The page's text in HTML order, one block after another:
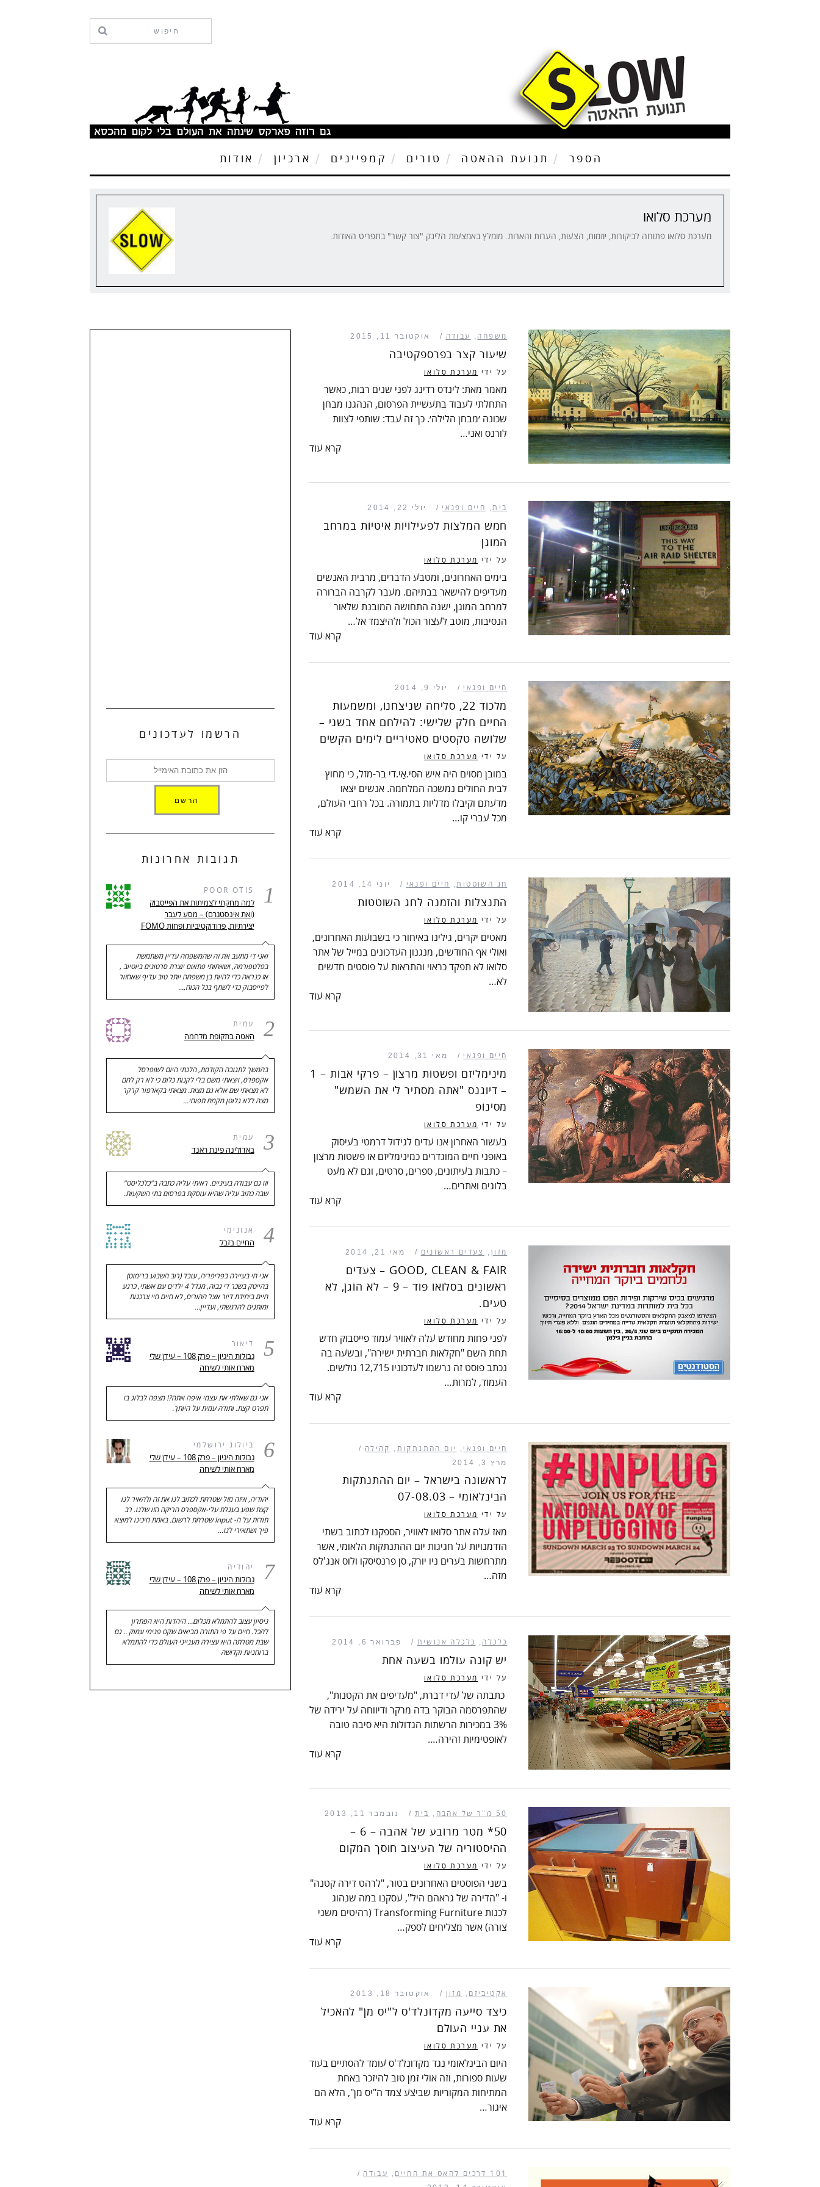
הספר תנועת ההאטה טורים קמפיינים ארכיון אודות
מערכת סלואו
מערכת סלואו פתוחה לביקורות, יוזמות, הצעות, הערות והארות. מומלץ באמצעות הלינק "צור קשר" בתפריט האודות.
משפחה עבודה אוקטובר 11, 2015
שיעור קצר בפרספקטיבה
על ידי מערכת סלואו
מאמר מאת: לינדס רדינג לפני שנים רבות, כאשר
התחלתי לעבוד בתעשיית הפרסום, הנהגנו מבחן
שכונה ‪׳‬מבחן הלילה׳. כך זה עבד: שותפי לצוות
לורנס ואני…
קרא עוד
בית חיים ופנאי יולי 22, 2014
חמש המלצות לפעילויות איטיות במרחב
המוגן
על ידי מערכת סלואו
בימים האחרונים, ומטבע הדברים, מרבית האנשים
מעדיפים להישאר בבתיהם. מעבר לקרבה הברורה
למרחב המוגן, ישנה התחושה המובנת שלאור
הנסיבות, מוטב לעצור הכול ולהיצמד אל…
קרא עוד
חיים ופנאי יולי 9, 2014
מלכוד 22, סליחה שניצחנו, ומשמעות
החיים חלק שלישי: להילחם אחד בשני –
שלושה טקסטים סאטיריים לימים הקשים
על ידי מערכת סלואו
במובן מסוים היה איש הסי.אַי.די בר-מזל, כי מחוץ
לבית החולים נמשכה המלחמה. אנשים יצאו
מדעתם וקיבלו מדליות בתמורה. בכל רחבי העולם,
מכל עברי קו…
קרא עוד
חג השוטטות חיים ופנאי יוני 14, 2014
התנצלות והזמנה לחג השוטטות
על ידי מערכת סלואו
מאטים יקרים, גילינו באיחור כי בשבועות האחרונים,
ואולי אף החודשים, מנגנון העדכונים במייל של אתר
סלואו לא תפקד כראוי והתראות על פוסטים חדשים
לא…
קרא עוד
חיים ופנאי מאי 31, 2014
מינימליזם ופשטות מרצון – פרקי אבות – 1
– דיוגנס "אתה מסתיר לי את השמש"
מסינופ
על ידי מערכת סלואו
בעשור האחרון אנו עדים לגידול דרמטי בעיסוק
באופני חיים המוגדרים כמינימליזם או פשטות מרצון
– כתבות בעיתונים, ספרים, סרטים, וגם לא מעט
בלוגים ואתרים…
קרא עוד
מזון צעדים ראשונים מאי 21, 2014
GOOD, CLEAN & FAIR – צעדים
ראשונים בסלואו פוד – 9 – לא הוגן, לא
טעים.
על ידי מערכת סלואו
לפני פחות מחודש עלה לאוויר עמוד פייסבוק חדש
תחת השם "חקלאות חברתית ישירה", ובשעה בה
נכתב פוסט זה נרשמו לעדכוניו 12,715 גולשים.
העמוד, למרות…
קרא עוד
חיים ופנאי יום ההתנתקות קהילה
מרץ 3, 2014
לראשונה בישראל – יום ההתנתקות
הבינלאומי – 07-08.03
על ידי מערכת סלואו
מאז עלה אתר סלואו לאוויר, הספקנו לכתוב בשתי
הזדמנויות על חגיגות יום ההתנתקות הלאומי, אשר
מתרחשות בערים ניו יורק, סן פרנסיסקו ולוס אנג'לס
מזה…
קרא עוד
כלכלה כלכלה אנושית פברואר 6, 2014
יש קונה עולמו בשעה אחת
על ידי מערכת סלואו
כתבתה של עדי דברת, "מעדיפים את הקטנות",
שהתפרסמה הבוקר בדה מרקר ודיווחה על ירידה של
3% במכירות הרשתות הגדולות היא סיבה טובה
לאופטימיות זהירה….
קרא עוד
50 מ"ר של אהבה בית נובמבר 11, 2013
50* מטר מרובע של אהבה – 6 –
ההיסטוריה של העיצוב חוסך המקום
על ידי מערכת סלואו
בשני הפוסטים האחרונים בטור, "לרהט דירה קטנה"
ו- "הדירה של גראהם היל", עסקנו במה שנהוג
לכנות Transforming Furniture (רהיטים משני
צורה) אשר מצליחים לספק…
קרא עוד
אקטיביזם מזון אוקטובר 18, 2013
כיצד סייעה מקדונלד'ס ל"יס מן" להאכיל
את עניי העולם
על ידי מערכת סלואו
היום הבינלאומי נגד מקדונלד'ס עומד להסתיים בעוד
שעות ספורות, וזה אולי זמן טוב להיזכר באחת
המתיחות המקוריות שביצע צמד ה"יס מן", הלא הם
איגור…
קרא עוד
101 דרכים להאט את החיים עבודה
הרשמו לעדכונים
תגובות אחרונות
1
POOR OTIS
למה מחקתי לצמיתות את הפייסבוק
(ואת אינסטגרם) – מסע לעבר
יצירתיות, פרודוקטיביות ופחות FOMO
ואני די מתעב את זה שהמשפחה עדיין משתמשת
בפלטפורמה, ושאחותי פתאום יוצרת סרטונים ביוטיוב ,
אז כנראה כדי להיות בן משפחה יותר טוב עדיף שאחזור
לפייסבוק כדי לשתף בכל הכוח,…
2 עמית
האטה בתקופת מלחמה
בהמשך לתגובה הקודמת, הלכתי היום לשופרסל
אקספרס, ויצאתי משם בלי לקנות כלום כי לא רק לחם
לא מצאתי שם אלא גם מצות. מצאתי בקארפור קרקר
מצה ללא גלוטן מקמח תפוחי…
3 עמית
באדולינה פינת ראנד
וזו גם עבודה בעיניים. ראיתי עליה כתבה ב"כלכליסט"
שבה כתוב עליה שהיא עוסקת בפרסום בתי השקעות.
4 אנונימי
החיים בזבל
אני חי בעיירה בפריפריה, עובד (רוב השבוע ברימוט)
בהייטק בשכר די גבוה, מגדל 4 ילדים עם אשתי, כרגע
חיים ביחידת דיור אצל ההורים, לא חיים חיי צרכנות
ומותגים להרגשתי, ועדיין…
5 ליאור
גבולות היגיון – פרק 108 – עידן שלי
מארח אותי לשיחה
אני גם שאלתי את עצמי איפה אתה?! מצפה לבלוג בו
תפרט קצת. ותודה עמית על היותך.
6 ביולוג ירושלמי
גבולות היגיון – פרק 108 – עידן שלי
מארח אותי לשיחה
יהודיה, איזה מזל שטרחת לכתוב לנו את זה ולהאיר לנו
קצת שפע בעגלת עלי-אקספרס הריקה הזו שלנו. רב
תודות על ה- Input שטרחת לרשום. באמת חיכינו למוצא
פיך ושתאירי לנו…
7 יהודיה
גבולות היגיון – פרק 108 – עידן שלי
מארח אותי לשיחה
ניסיון עצוב להתמלא מכלום... היהדות היא הפתרון
להכל. חיים על פי התורה מביאים שקט פנימי עמוק .. גם
שבת מטרתה היא עצירה מענייני העולם כדי להתמלא
ברוחניות וקדושה